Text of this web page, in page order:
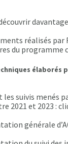
réalisés par
du programme
élaborés
suivis menés
2021 et 2023 :
générale